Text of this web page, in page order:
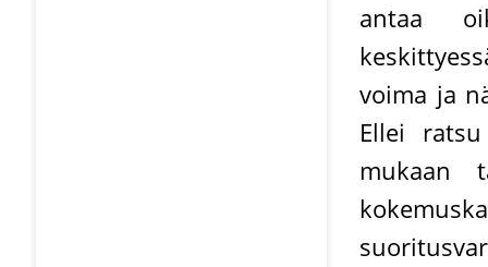
antaa
voima ja
Ellei
mukaan